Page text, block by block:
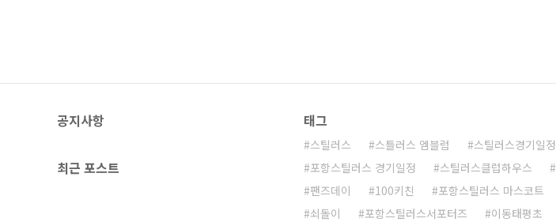
공지사항
최근 포스트
태그
스틸러스 스틀러스 엠블럼 스틸러스경기일정
포항스틸러스 경기일정
스틸러스클럽하우스
팬즈데이
100키친 포항스틸러스 마스코트
쇠돌이
포항스틸러스서포터즈 이동태평초